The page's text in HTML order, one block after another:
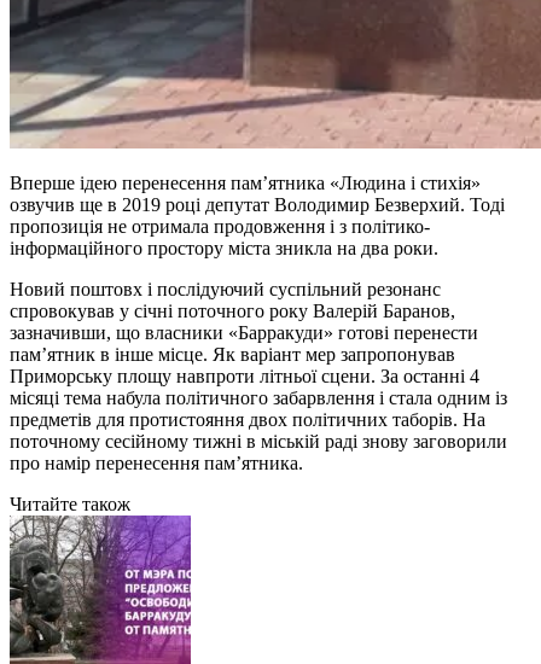
Вперше ідею перенесення пам’ятника «Людина і стихія»
озвучив ще в 2019 році депутат Володимир Безверхий. Тоді
пропозиція не отримала продовження і з політико-
інформаційного простору міста зникла на два роки.
Новий поштовх і послідуючий суспільний резонанс
спровокував у січні поточного року Валерій Баранов,
зазначивши, що власники «Барракуди» готові перенести
пам’ятник в інше місце. Як варіант мер запропонував
Приморську площу навпроти літньої сцени. За останні 4
місяці тема набула політичного забарвлення і стала одним із
предметів для протистояння двох політичних таборів. На
поточному сесійному тижні в міській раді знову заговорили
про намір перенесення пам’ятника.
Читайте також